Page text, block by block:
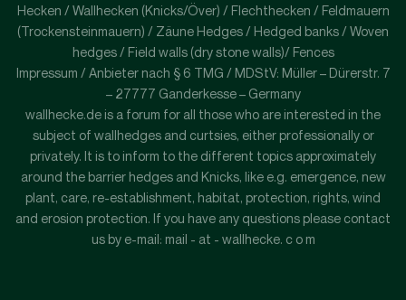
Hecken / Wallhecken (Knicks/Över) / Flechthecken / Feldmauern
(Trockensteinmauern) / Zäune Hedges / Hedged banks / Woven
hedges / Field walls (dry stone walls)/ Fences
Impressum / Anbieter nach § 6 TMG / MDStV: Müller – Dürerstr. 7
– 27777 Ganderkesse – Germany
wallhecke.de is a forum for all those who are interested in the
subject of wallhedges and curtsies, either professionally or
privately. It is to inform to the different topics approximately
around the barrier hedges and Knicks, like e.g. emergence, new
plant, care, re-establishment, habitat, protection, rights, wind
and erosion protection. If you have any questions please contact
us by e-mail: mail - at - wallhecke. c o m